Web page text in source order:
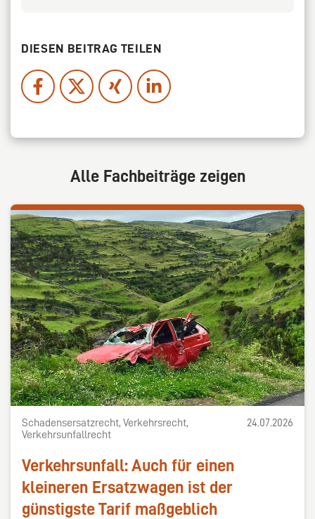
DIESEN BEITRAG TEILEN
Alle Fachbeiträge zeigen
Schadensersatzrecht, Verkehrsrecht,
Verkehrsunfallrecht
24.07.2026
Verkehrsunfall: Auch für einen
kleineren Ersatzwagen ist der
günstigste Tarif maßgeblich